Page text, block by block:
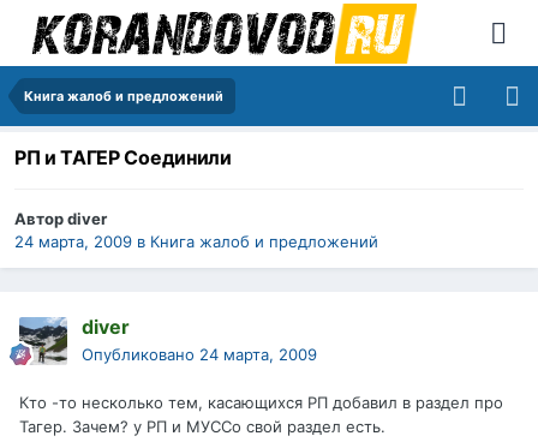
Книга жалоб и предложений
РП и ТАГЕР Соединили
Авторdiver
24 марта, 2009 в Книга жалоб и предложений
diver
Опубликовано 24 марта, 2009
Кто -то несколько тем, касающихся РП добавил в раздел про
Тагер. Зачем? у РП и МУССо свой раздел есть.